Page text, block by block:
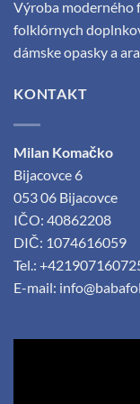
Výroba moderného
folklórnych
dámske opasky a
KONTAKT
Milan Komačko
Bijacovce 6
053 06 Bijacovce
IČO: 40862208
DIČ: 1074616059
Tel.:
E-mail: